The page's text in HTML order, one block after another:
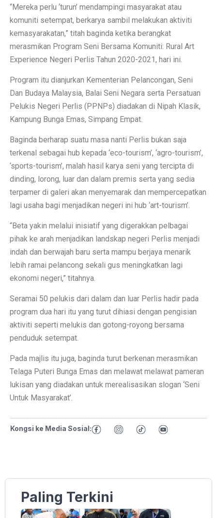
“Mereka perlu ‘turun’ mendampingi masyarakat atau
komuniti setempat, berkarya sambil melakukan aktiviti
kemasyarakatan,” titah baginda ketika berangkat
merasmikan Program Seni Bersama Komuniti: Rural Art
Experience Negeri Perlis Tahun 2020-2021, hari ini.
Program itu dianjurkan Kementerian Pelancongan, Seni
Dan Budaya Malaysia, Balai Seni Negara serta Persatuan
Pelukis Negeri Perlis (PPNPs) diadakan di Nipah Klasik,
Kampung Bunga Emas, Simpang Empat.
Baginda berharap suatu masa nanti Perlis bukan saja
terkenal sebagai hub kepada ‘eco-tourism’, ‘agro-tourism’,
‘sports-tourism’, malah hasil karya seni yang tercipta di
dinding, lorong, luar dan dalam premis serta yang sedia
terpamer di galeri akan menyemarak dan mempercepatkan
lagi usaha bagi menjadikan negeri ini hub ‘art-tourism’.
“Beta yakin melalui inisiatif yang digerakkan pelbagai
pihak ke arah menjadikan landskap negeri Perlis menjadi
indah dan berwajah baru serta mampu berjaya menarik
lebih ramai pelancong sekali gus meningkatkan lagi
ekonomi negeri,” titahnya.
Seramai 50 pelukis dari dalam dan luar Perlis hadir pada
program dua hari itu yang turut dihiasi dengan pengisian
aktiviti seperti melukis dan gotong-royong bersama
penduduk setempat.
Pada majlis itu juga, baginda turut berkenan merasmikan
Telaga Puteri Bunga Emas dan melawat melawat pameran
lukisan yang diadakan untuk merealisasikan slogan ‘Seni
Untuk Masyarakat’.
Kongsi ke Media Sosial:
Paling Terkini